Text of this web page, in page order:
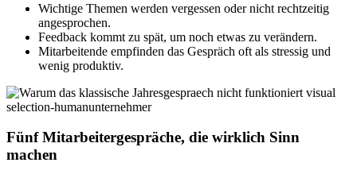
Wichtige Themen werden vergessen oder nicht rechtzeitig
angesprochen.
Feedback kommt zu spät, um noch etwas zu verändern.
Mitarbeitende empfinden das Gespräch oft als stressig und
wenig produktiv.
Fünf Mitarbeitergespräche, die wirklich Sinn
machen